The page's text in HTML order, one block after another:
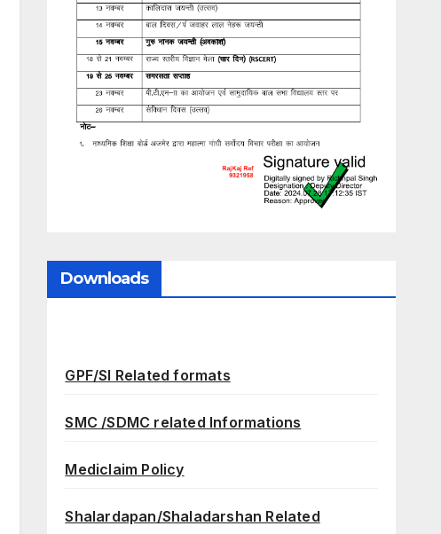
Downloads
GPF/SI Related formats
SMC /SDMC related Informations
Mediclaim Policy
Shalardapan/Shaladarshan Related